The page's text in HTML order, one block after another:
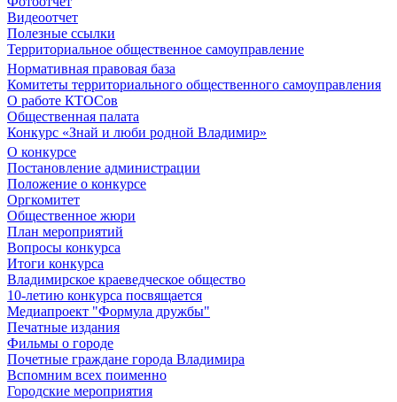
Видеоотчет
Полезные ссылки
Территориальное общественное самоуправление
Нормативная правовая база
Комитеты территориального общественного самоуправления
О работе КТОСов
Общественная палата
Конкурс «Знай и люби родной Владимир»
О конкурсе
Постановление администрации
Положение о конкурсе
Оргкомитет
Общественное жюри
План мероприятий
Вопросы конкурса
Итоги конкурса
Владимирское краеведческое общество
10-летию конкурса посвящается
Медиапроект "Формула дружбы"
Печатные издания
Фильмы о городе
Почетные граждане города Владимира
Вспомним всех поименно
Городские мероприятия